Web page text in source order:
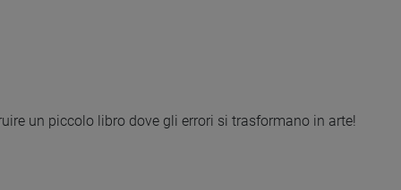
un piccolo libro dove gli errori si trasformano in arte!